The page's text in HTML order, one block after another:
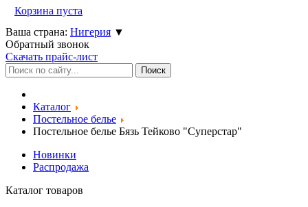
Корзина пуста
Ваша страна: Нигерия ▼
Обратный звонок
Скачать прайс-лист
Каталог
Постельное белье
Постельное белье Бязь Тейково "Суперстар"
Новинки
Распродажа
Каталог товаров